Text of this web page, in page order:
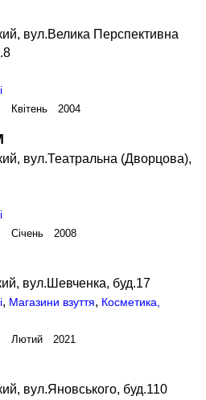
вул.Велика Перспективна
Квітень 2004
вул.Театральна (Дворцова),
Січень 2008
вул.Шевченка, буд.17
, Магазини взуття, Косметика,
Лютий 2021
вул.Яновського, буд.110